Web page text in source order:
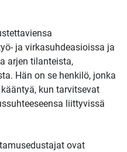
ja virkasuhdeasioissa ja
arjen tilanteista,
Hän on se henkilö, jonka
kun tarvitsevat
liittyvissä
ovat